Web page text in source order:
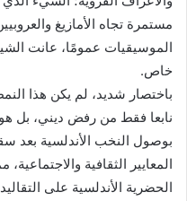
مستمرة تجاه الأمازيغ
الموسيقيات عمومًا، عانت
خاص.
باختصار شديد، لم يكن هذا
نابعا فقط من رفض ديني، بل هو
بوصول النخب الأندلسية بعد
المعايير الثقافية
الحضرية الأندلسية على